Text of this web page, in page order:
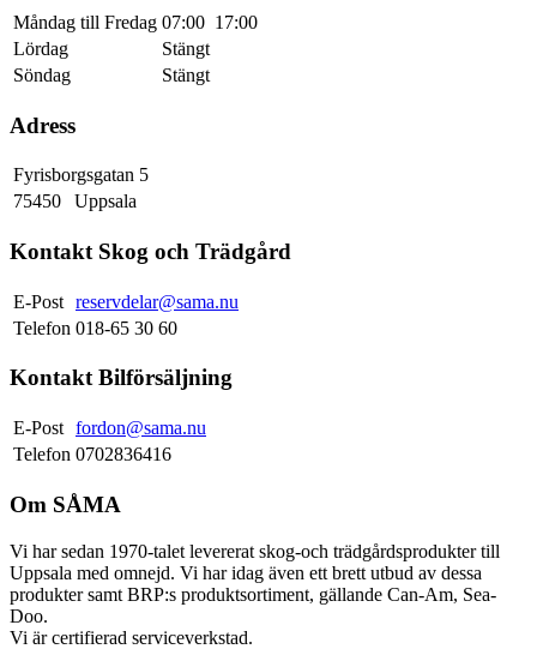
Måndag till Fredag 07:00 17:00
Lördag
Stängt
Söndag
Stängt
Adress
Fyrisborgsgatan 5
75450
Uppsala
Kontakt Skog och Trädgård
E-Post reservdelar@sama.nu
Telefon 018-65 30 60
Kontakt Bilförsäljning
E-Post fordon@sama.nu
Telefon 0702836416
Om SÅMA
Vi har sedan 1970-talet levererat skog-och trädgårdsprodukter till
Uppsala med omnejd. Vi har idag även ett brett utbud av dessa
produkter samt BRP:s produktsortiment, gällande Can-Am, Sea-
Doo.
Vi är certifierad serviceverkstad.